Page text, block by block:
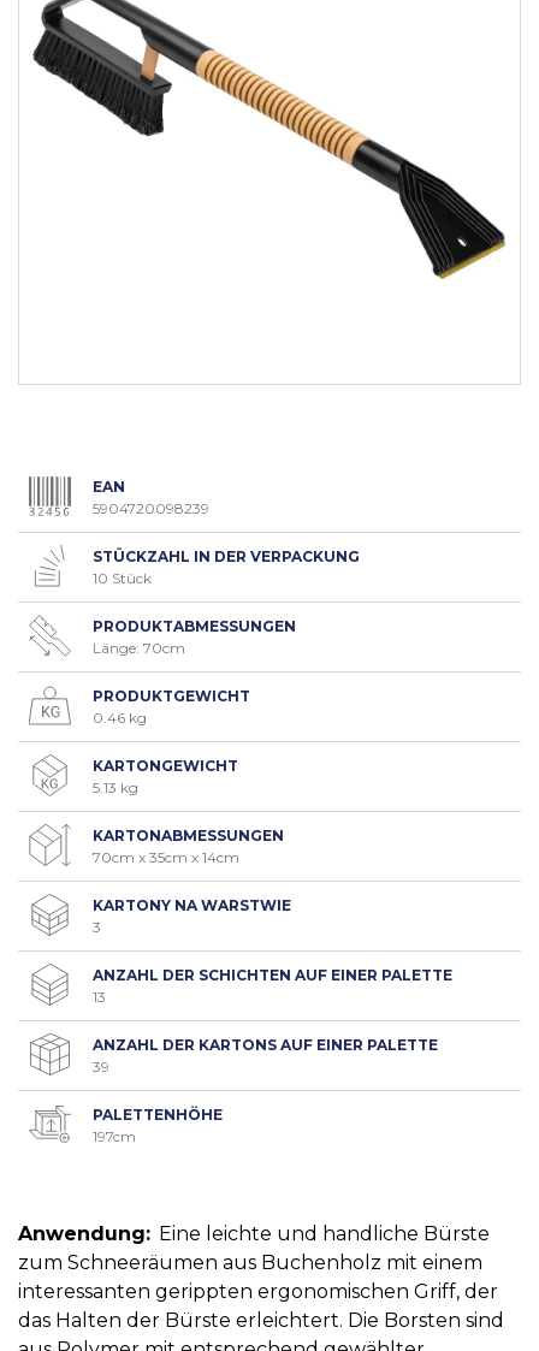
EAN
5904720098239
STÜCKZAHL IN DER VERPACKUNG
10 Stück
PRODUKTABMESSUNGEN
Länge: 70cm
PRODUKTGEWICHT
0.46 kg
KARTONGEWICHT
5.13 kg
KARTONABMESSUNGEN
70cm x 35cm x 14cm
KARTONY NA WARSTWIE
3
ANZAHL DER SCHICHTEN AUF EINER PALETTE
13
ANZAHL DER KARTONS AUF EINER PALETTE
39
PALETTENHÖHE
197cm
Anwendung: Eine leichte und handliche Bürste
zum Schneeräumen aus Buchenholz mit einem
interessanten gerippten ergonomischen Griff, der
das Halten der Bürste erleichtert. Die Borsten sind